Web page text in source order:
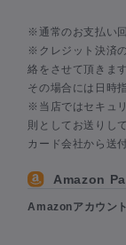
※通常のお支払い
※クレジット決済
絡をさせて頂きます
その場合には日時
※当店ではセキュ
則としてお送りし
カード会社から送
Amazon
Amazonアカウン